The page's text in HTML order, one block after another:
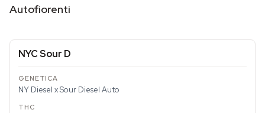
Autofiorenti
NYC Sour D
NY Diesel x Sour Diesel Auto